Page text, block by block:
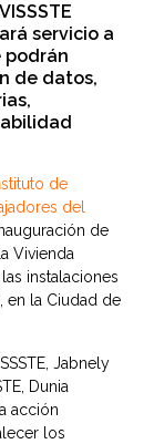
servicio a
podrán
de datos,
de
del
de
Vivienda
instalaciones
en la Ciudad de
Jabnely
Dunia
acción
los